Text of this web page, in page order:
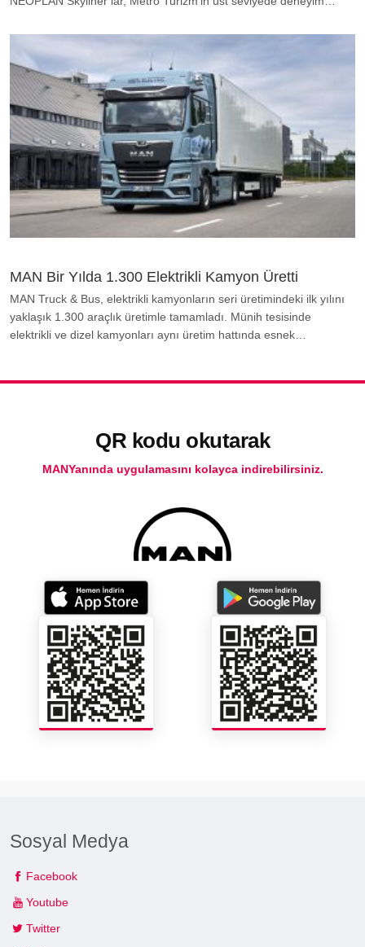
MAN Bir Yılda 1.300 Elektrikli Kamyon Üretti
MAN Truck & Bus, elektrikli kamyonların seri üretimindeki ilk yılını
yaklaşık 1.300 araçlık üretimle tamamladı. Münih tesisinde
elektrikli ve dizel kamyonları aynı üretim hattında esnek…
QR kodu okutarak
MANYanında uygulamasını kolayca indirebilirsiniz.
Sosyal Medya
Facebook
Youtube
Twitter